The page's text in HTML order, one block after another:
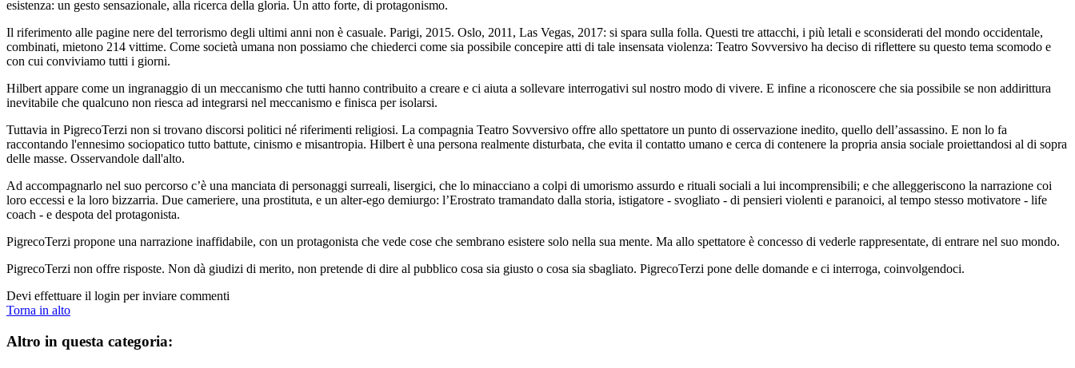
esistenza: un gesto sensazionale, alla ricerca della gloria. Un atto forte, di protagonismo.
Il riferimento alle pagine nere del terrorismo degli ultimi anni non è casuale. Parigi, 2015. Oslo, 2011, Las Vegas, 2017: si spara sulla folla. Questi tre attacchi, i più letali e sconsiderati del mondo occidentale,
combinati, mietono 214 vittime. Come società umana non possiamo che chiederci come sia possibile concepire atti di tale insensata violenza: Teatro Sovversivo ha deciso di riflettere su questo tema scomodo e
con cui conviviamo tutti i giorni.
Hilbert appare come un ingranaggio di un meccanismo che tutti hanno contribuito a creare e ci aiuta a sollevare interrogativi sul nostro modo di vivere. E infine a riconoscere che sia possibile se non addirittura
inevitabile che qualcuno non riesca ad integrarsi nel meccanismo e finisca per isolarsi.
Tuttavia in PigrecoTerzi non si trovano discorsi politici né riferimenti religiosi. La compagnia Teatro Sovversivo offre allo spettatore un punto di osservazione inedito, quello dell’assassino. E non lo fa
raccontando l'ennesimo sociopatico tutto battute, cinismo e misantropia. Hilbert è una persona realmente disturbata, che evita il contatto umano e cerca di contenere la propria ansia sociale proiettandosi al di sopra
delle masse. Osservandole dall'alto.
Ad accompagnarlo nel suo percorso c’è una manciata di personaggi surreali, lisergici, che lo minacciano a colpi di umorismo assurdo e rituali sociali a lui incomprensibili; e che alleggeriscono la narrazione coi
loro eccessi e la loro bizzarria. Due cameriere, una prostituta, e un alter-ego demiurgo: l’Erostrato tramandato dalla storia, istigatore - svogliato - di pensieri violenti e paranoici, al tempo stesso motivatore - life
coach - e despota del protagonista.
PigrecoTerzi propone una narrazione inaffidabile, con un protagonista che vede cose che sembrano esistere solo nella sua mente. Ma allo spettatore è concesso di vederle rappresentate, di entrare nel suo mondo.
PigrecoTerzi non offre risposte. Non dà giudizi di merito, non pretende di dire al pubblico cosa sia giusto o cosa sia sbagliato. PigrecoTerzi pone delle domande e ci interroga, coinvolgendoci.
Devi effettuare il login per inviare commenti
Torna in alto
Altro in questa categoria: